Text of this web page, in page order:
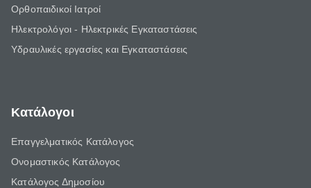
Ορθοπαιδικοί Ιατροί
Ηλεκτρολόγοι - Ηλεκτρικές Εγκαταστάσεις
Υδραυλικές εργασίες και Εγκαταστάσεις
Κατάλογοι
Επαγγελματικός Κατάλογος
Ονομαστικός Κατάλογος
Κατάλογος Δημοσίου